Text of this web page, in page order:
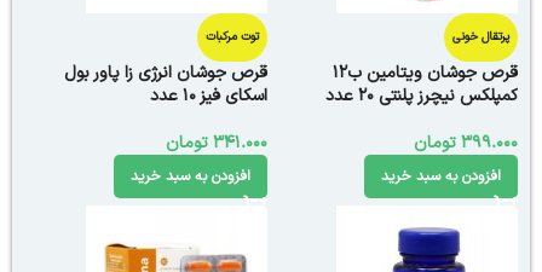
پرتقال خونی
قرص جوشان ویتامین ب12
کمپلکس نیچرز پلنتی 20 عدد
399.000تومان
افزودن به سبد خرید
توت مرکبات
قرص جوشان انرژی زا پاور بول
اسکای فیز 10 عدد
341.000تومان
افزودن به سبد خرید